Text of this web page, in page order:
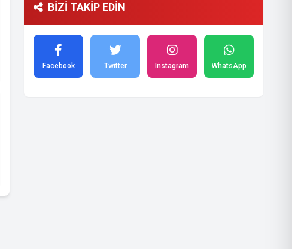
BİZİ TAKİP EDİN
Facebook Twitter Instagram WhatsApp